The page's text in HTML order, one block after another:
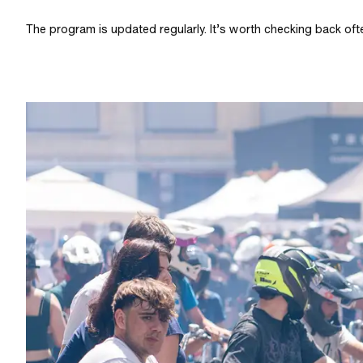
The program is updated regularly. It’s worth checking back